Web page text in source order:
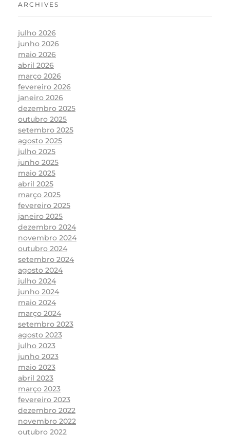
ARCHIVES
julho 2026
junho 2026
maio 2026
abril 2026
março 2026
fevereiro 2026
janeiro 2026
dezembro 2025
outubro 2025
setembro 2025
agosto 2025
julho 2025
junho 2025
maio 2025
abril 2025
março 2025
fevereiro 2025
janeiro 2025
dezembro 2024
novembro 2024
outubro 2024
setembro 2024
agosto 2024
julho 2024
junho 2024
maio 2024
março 2024
setembro 2023
agosto 2023
julho 2023
junho 2023
maio 2023
abril 2023
março 2023
fevereiro 2023
dezembro 2022
novembro 2022
outubro 2022